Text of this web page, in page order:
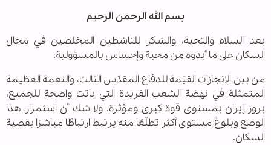
بسم الله الرحمن الرحيم
بعد السلام والتحية، والشكر للناشطين المخلصين في مجال
السكان على ما أبدوه من محبة وإحساس بالمسؤولية؛
من بين الإنجازات القيّمة للدفاع المقدّس الثالث، والنعمة العظيمة
المتمثلة في نهضة الشعب الفريدة التي باتت واضحة للجميع،
بروز إيران بمستوى قوة كبرى ومؤثرة. ولا شك أن استمرار هذا
الوضع وبلوغ مستوى أكثر تطلّعًا منه يرتبط ارتباطًا مباشرًا بقضية
السكان.